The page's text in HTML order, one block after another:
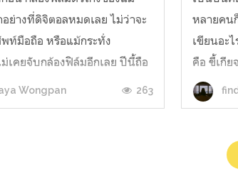
ย่างที่ดิจิตอลหมดเลย ไม่ว่าจะ
ท์มือถือ หรือแม้กระทั่ง
เคยจับกล้องฟิล์มอีกเลย ปีนี้ถือ
จับกล้องฟิล์มอีกครั้ง กลับมาใ...
Wongpan 263
หลายคน
เขียนอะ
คือ ขี้เกีย
เรื่องง่า
ไซต่อ แต่